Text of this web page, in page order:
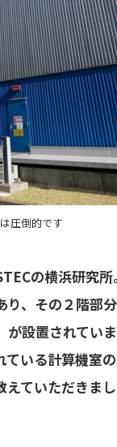
圧倒的です
の横浜研究所
、その２階部
設置されていま
いる計算機室
ていただきまし